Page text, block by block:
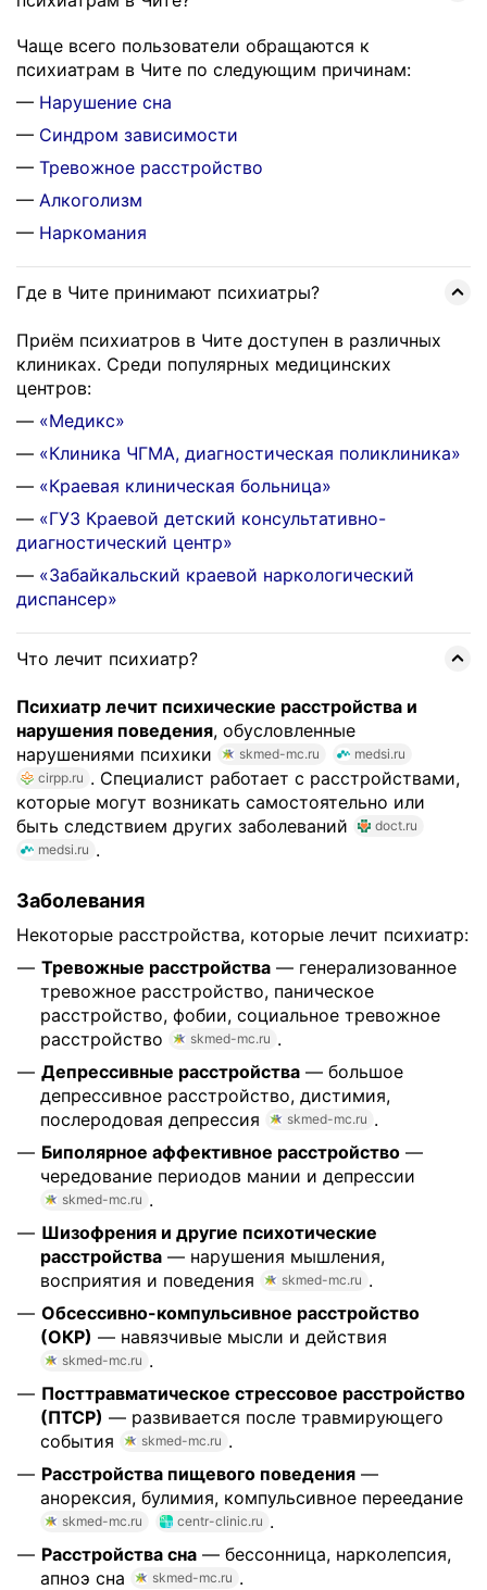
Чаще всего пользователи обращаются к
психиатрам в Чите по следующим причинам:
— Нарушение сна
— Синдром зависимости
— Тревожное расстройство
— Алкоголизм
— Наркомания
Где в Чите принимают психиатры?
Приём психиатров в Чите доступен в различных
клиниках. Среди популярных медицинских
центров:
— «Медикс»
— «Клиника ЧГМА, диагностическая поликлиника»
— «Краевая клиническая больница»
— «ГУЗ Краевой детский консультативно-
диагностический центр»
— «Забайкальский краевой наркологический
диспансер»
Что лечит психиатр?
Психиатр лечит психические расстройства и
нарушения поведения, обусловленные
нарушениями психики
skmed-mc.ru
medsi.ru
cirpp.ru . Специалист работает с расстройствами,
которые могут возникать самостоятельно или
быть следствием других заболеваний
doct.ru
medsi.ru .
Заболевания
Некоторые расстройства, которые лечит психиатр:
Тревожные расстройства — генерализованное
тревожное расстройство, паническое
расстройство, фобии, социальное тревожное
расстройство
skmed-mc.ru .
Депрессивные расстройства — большое
депрессивное расстройство, дистимия,
послеродовая депрессия
skmed-mc.ru .
Биполярное аффективное расстройство —
чередование периодов мании и депрессии
skmed-mc.ru .
Шизофрения и другие психотические
расстройства — нарушения мышления,
восприятия и поведения
skmed-mc.ru .
Обсессивно-компульсивное расстройство
(ОКР) — навязчивые мысли и действия
skmed-mc.ru .
Посттравматическое стрессовое расстройство
(ПТСР) — развивается после травмирующего
события
skmed-mc.ru .
Расстройства пищевого поведения —
анорексия, булимия, компульсивное переедание
skmed-mc.ru centr-clinic.ru .
Расстройства сна — бессонница, нарколепсия,
апноэ сна
skmed-mc.ru .